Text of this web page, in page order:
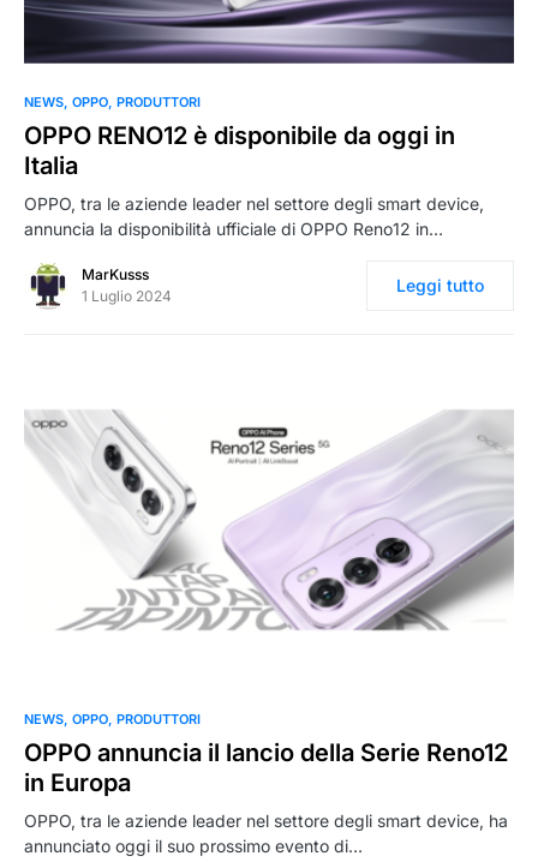
0
NEWS OPPO PRODUTTORI
OPPO RENO12 è disponibile da oggi in
Italia
OPPO, tra le aziende leader nel settore degli smart device,
annuncia la disponibilità ufficiale di OPPO Reno12 in…
MarKusss
1 Luglio 2024
Leggi tutto
0
NEWS OPPO PRODUTTORI
OPPO annuncia il lancio della Serie Reno12
in Europa
OPPO, tra le aziende leader nel settore degli smart device, ha
annunciato oggi il suo prossimo evento di…